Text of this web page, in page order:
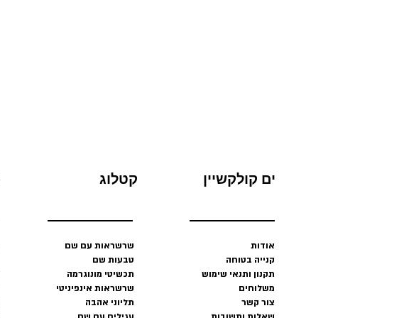
ים קולקשיין
שרשראות עם שם
טבעות שם
תכשיטי מונוגרמה
שרשראות אינפיניטי
תליוני אהבה
אודות
קנייה בטוחה
תקנון ותנאי שימוש
משלוחים
צור קשר